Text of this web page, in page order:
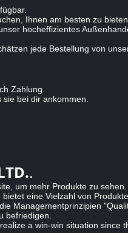
Ihnen am besten zu bieten.
hocheffizientes
jede Bestellung von
Zahlung.
bei dir ankommen.
.
um mehr Produkte zu
eine Vielzahl von
Managementprinzipien
befriedigen.
a win-win situation since